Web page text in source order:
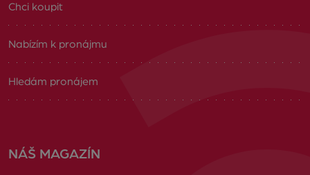
Chci koupit
Nabízím k pronájmu
Hledám pronájem
NÁŠ MAGAZÍN